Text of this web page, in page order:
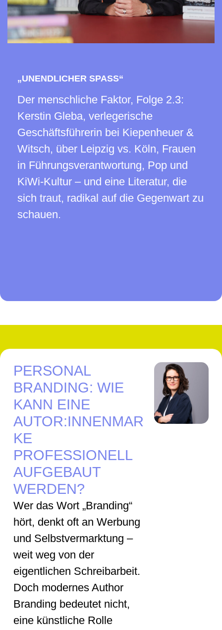
„UNENDLICHER SPASS“
Der menschliche Faktor, Folge 2.3:
Kerstin Gleba, verlegerische
Geschäftsführerin bei Kiepenheuer &
Witsch, über Leipzig vs. Köln, Frauen
in Führungsverantwortung, Pop und
KiWi-Kultur – und eine Literatur, die
sich traut, radikal auf die Gegenwart zu
schauen.
PERSONAL
BRANDING: WIE
KANN EINE
AUTOR:INNENMAR
KE
PROFESSIONELL
AUFGEBAUT
WERDEN?
Wer das Wort „Branding“
hört, denkt oft an Werbung
und Selbstvermarktung –
weit weg von der
eigentlichen Schreibarbeit.
Doch modernes Author
Branding bedeutet nicht,
eine künstliche Rolle